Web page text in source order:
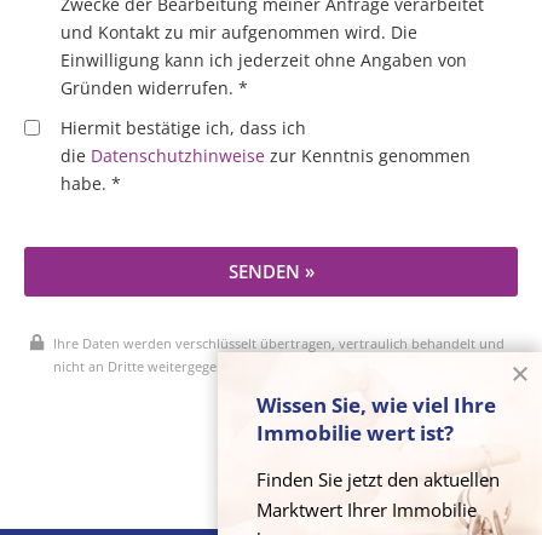
Zwecke der Bearbeitung meiner Anfrage verarbeitet
und Kontakt zu mir aufgenommen wird. Die
Einwilligung kann ich jederzeit ohne Angaben von
Gründen widerrufen. *
Hiermit bestätige ich, dass ich
die Datenschutzhinweise zur Kenntnis genommen
habe. *
SENDEN »
Ihre Daten werden verschlüsselt übertragen, vertraulich behandelt und
nicht an Dritte weitergegeben.
* Pflichtfelder
Wissen Sie, wie viel Ihre
Immobilie wert ist?
Finden Sie jetzt den aktuellen
Marktwert Ihrer Immobilie